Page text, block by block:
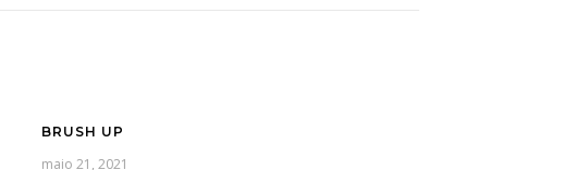
BRUSH UP
maio 21, 2021